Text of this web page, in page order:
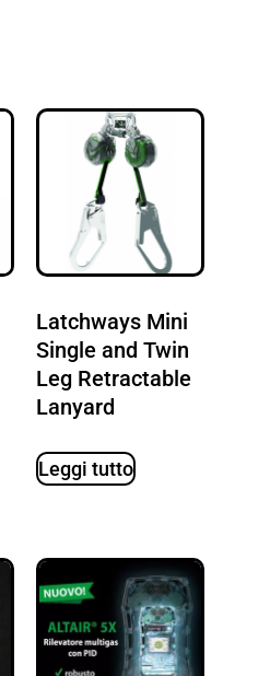
Latchways Mini
Single and Twin
Leg Retractable
Lanyard
Leggi tutto